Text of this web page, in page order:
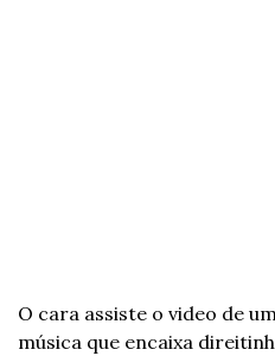
O cara assiste o video de
música que encaixa